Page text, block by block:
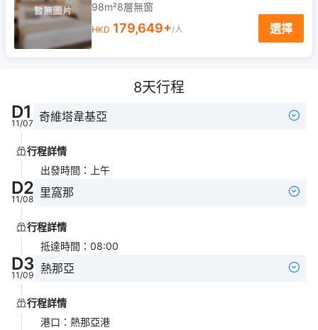
98m²8層無窗
HKD 179,649+/人 選擇
8天行程
D1
11/07 奇維塔韋基亞
行程詳情
出發時間 ： 上午
D2
11/08 里窩那
行程詳情
抵達時間 ： 08:00
D3
11/09 熱那亞
行程詳情
港口 ： 熱那亞港